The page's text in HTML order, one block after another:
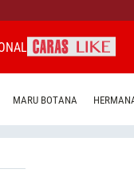
MARU BOTANA